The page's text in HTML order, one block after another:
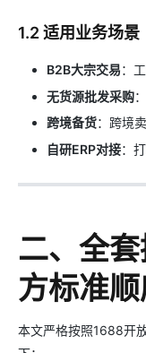
1.2 适用业务场景
B2B大宗交易：
无货源批发采购
跨境备货：跨境
自研ERP对接：
二、全
方标准顺
本文严格按照1688开